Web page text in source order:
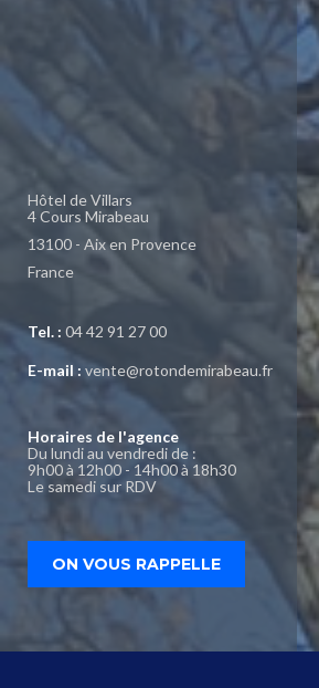
Hôtel de Villars
4 Cours Mirabeau
13100 - Aix en Provence
France
Tel. : 04 42 91 27 00
E-mail : vente@rotondemirabeau.fr
Horaires de l'agence
Du lundi au vendredi de :
9h00 à 12h00 - 14h00 à 18h30
Le samedi sur RDV
ON VOUS RAPPELLE